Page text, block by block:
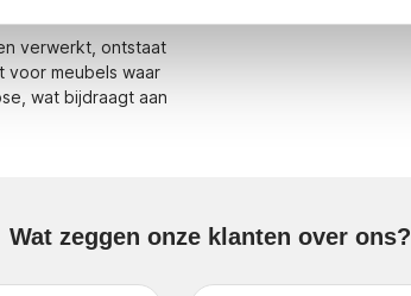
verwerkt, ontstaat
voor meubels waar
wat bijdraagt aan
Wat zeggen onze klanten over ons?